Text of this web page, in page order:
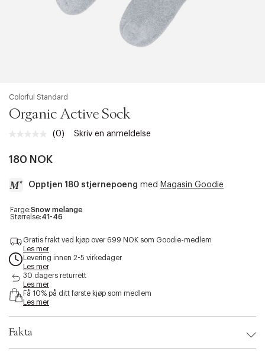
Colorful Standard
Organic Active Sock
Ingen
(0) Skriv en anmeldelse
180 NOK
Opptjen 180 stjernepoeng med Magasin Goodie
a
c
e
s
s
i
i
t
.
Farge:Snow melange
Størrelse:41-46
Gratis frakt ved kjøp over 699 NOK som Goodie-medlem
Les mer
Levering innen 2-5 virkedager
Les mer
30 dagers returrett
Les mer
Få 10% på ditt første kjøp som medlem
Les mer
Fakta